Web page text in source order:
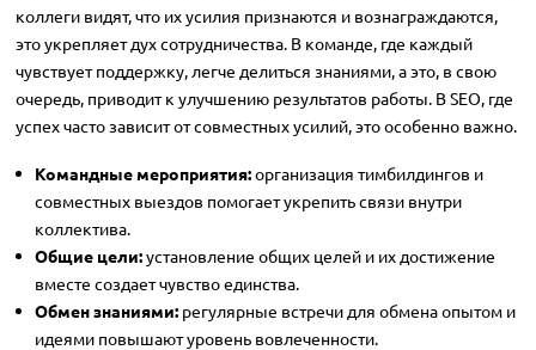
коллеги видят, что их усилия признаются и вознаграждаются,
это укрепляет дух сотрудничества. В команде, где каждый
чувствует поддержку, легче делиться знаниями, а это, в свою
очередь, приводит к улучшению результатов работы. В SEO, где
успех часто зависит от совместных усилий, это особенно важно.
Командные мероприятия:организация тимбилдингов и
совместных выездов помогает укрепить связи внутри
коллектива.
Общие цели:установление общих целей и их достижение
вместе создает чувство единства.
Обмен знаниями:регулярные встречи для обмена опытом и
идеями повышают уровень вовлеченности.